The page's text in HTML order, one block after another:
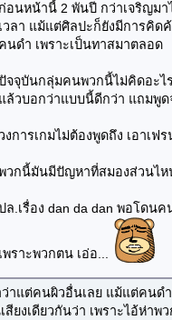
ก่อนหน้านี้ 2 พันปี กว่าเจริญม
เวลา แม้แต่ศิลปะก็ยังมีการคิด
คนดำ เพราะเป็นทาสมาตลอด
จจุบันกลุ่มคนพวกนี้ไม่คิดอะไ
แล้วบอกว่าแบบนี้ดีกว่า แถมพูด
งการเกมไม่ต้องพูดถึง เอาเฟ
วกนี้มันมีปัญหาที่สมองส่วนไ
ล.เรื่อง dan da dan พอโดน
เพราะพวกตน เอ่อ...
ว่าแต่คนผิวอื่นเลย แม้แต่คนด
สียงเดียวกันว่า เพราะไอ้ห่า